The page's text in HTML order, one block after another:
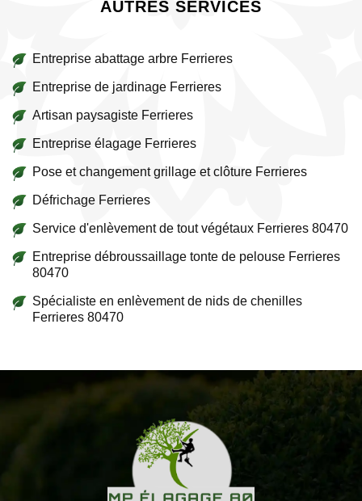
AUTRES SERVICES
Entreprise abattage arbre Ferrieres
Entreprise de jardinage Ferrieres
Artisan paysagiste Ferrieres
Entreprise élagage Ferrieres
Pose et changement grillage et clôture Ferrieres
Défrichage Ferrieres
Service d'enlèvement de tout végétaux Ferrieres 80470
Entreprise débroussaillage tonte de pelouse Ferrieres
80470
Spécialiste en enlèvement de nids de chenilles
Ferrieres 80470